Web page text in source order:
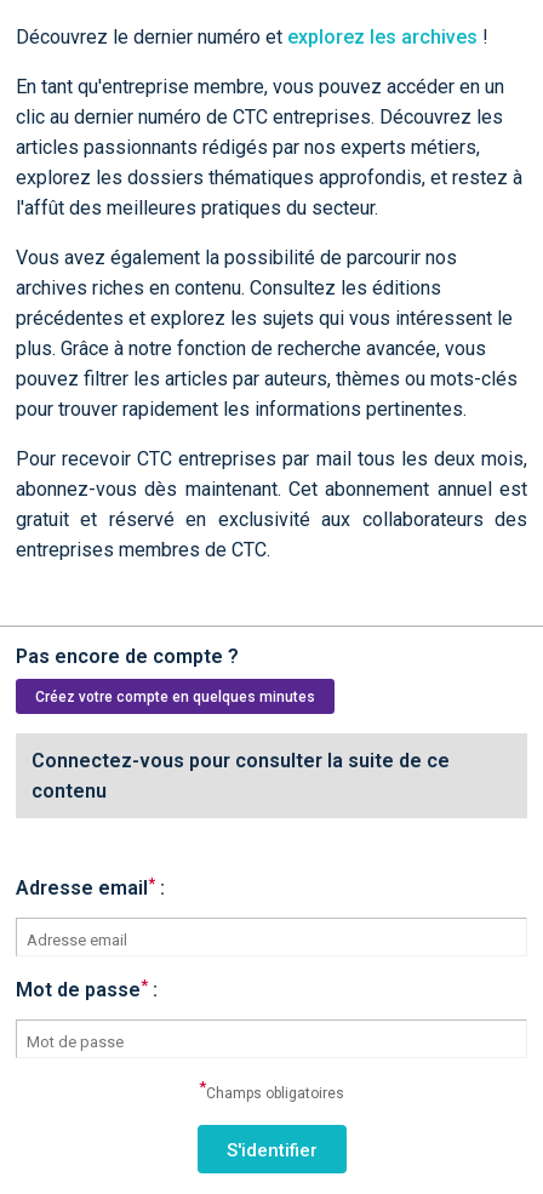
Découvrez le dernier numéro et explorez les archives !
En tant qu'entreprise membre, vous pouvez accéder en un
clic au dernier numéro de CTC entreprises. Découvrez les
articles passionnants rédigés par nos experts métiers,
explorez les dossiers thématiques approfondis, et restez à
l'affût des meilleures pratiques du secteur.
Vous avez également la possibilité de parcourir nos
archives riches en contenu. Consultez les éditions
précédentes et explorez les sujets qui vous intéressent le
plus. Grâce à notre fonction de recherche avancée, vous
pouvez filtrer les articles par auteurs, thèmes ou mots-clés
pour trouver rapidement les informations pertinentes.
Pour recevoir CTC entreprises par mail tous les deux mois,
abonnez-vous dès maintenant. Cet abonnement annuel est
gratuit et réservé en exclusivité aux collaborateurs des
entreprises membres de CTC.
Pas encore de compte ?
Créez votre compte en quelques minutes
Connectez-vous pour consulter la suite de ce
contenu
Adresse email*:
Mot de passe*:
*Champs obligatoires